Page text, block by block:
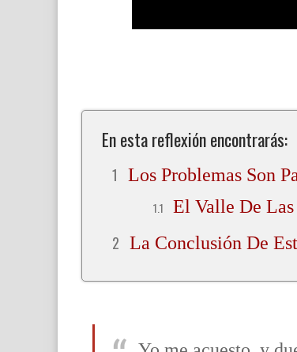
En esta reflexión encontrarás:
Los Problemas Son
El Valle De
La Conclusión De